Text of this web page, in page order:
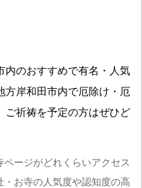
内のおすすめで有名・人気
方岸和田市内で厄除け・厄
ご祈祷を予定の方はぜひど
ージがどれくらいアクセス
お寺の人気度や認知度の高